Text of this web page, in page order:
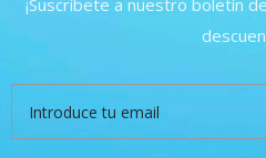
¡Suscríbete a nuestro boletín